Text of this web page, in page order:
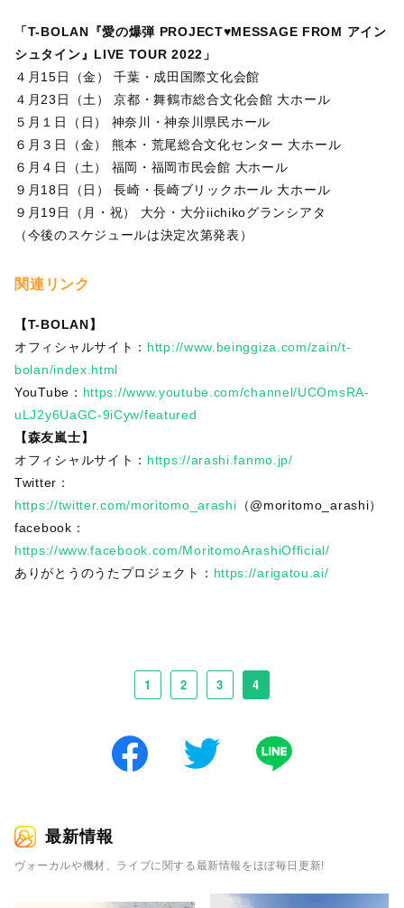
「T-BOLAN『愛の爆弾 PROJECT♥MESSAGE FROM アイン
シュタイン』LIVE TOUR 2022」
４月15日（金） 千葉・成田国際文化会館
４月23日（土） 京都・舞鶴市総合文化会館 大ホール
５月１日（日） 神奈川・神奈川県民ホール
６月３日（金） 熊本・荒尾総合文化センター 大ホール
６月４日（土） 福岡・福岡市民会館 大ホール
９月18日（日） 長崎・長崎ブリックホール 大ホール
９月19日（月・祝） 大分・大分iichikoグランシアタ
（今後のスケジュールは決定次第発表）
関連リンク
【T-BOLAN】
オフィシャルサイト： http://www.beinggiza.com/zain/t-
bolan/index.html
YouTube： https://www.youtube.com/channel/UCOmsRA-
uLJ2y6UaGC-9iCyw/featured
【森友嵐士】
オフィシャルサイト： https://arashi.fanmo.jp/
Twitter：
https://twitter.com/moritomo_arashi （@moritomo_arashi）
facebook：
https://www.facebook.com/MoritomoArashiOfficial/
ありがとうのうたプロジェクト： https://arigatou.ai/
1 2 3 4
最新情報
ヴォーカルや機材、ライブに関する最新情報をほぼ毎日更新!